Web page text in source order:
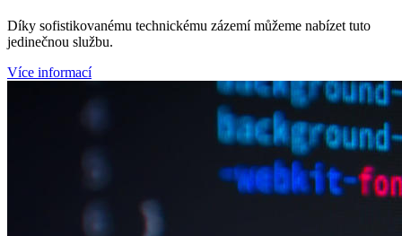
Díky sofistikovanému technickému zázemí můžeme nabízet tuto
jedinečnou službu.
Více informací